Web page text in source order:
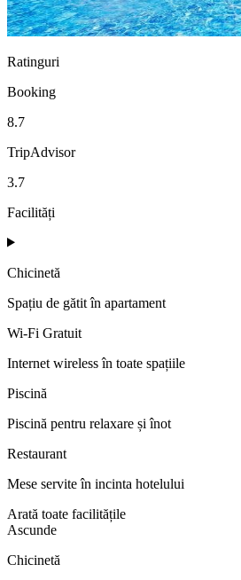
Ratinguri
Booking
8.7
TripAdvisor
3.7
Facilități
Chicinetă
Spațiu de gătit în apartament
Wi-Fi Gratuit
Internet wireless în toate spațiile
Piscină
Piscină pentru relaxare și înot
Restaurant
Mese servite în incinta hotelului
Arată toate facilitățile
Ascunde
Chicinetă